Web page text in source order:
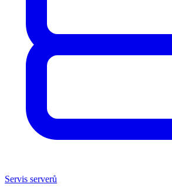
Servis serverů